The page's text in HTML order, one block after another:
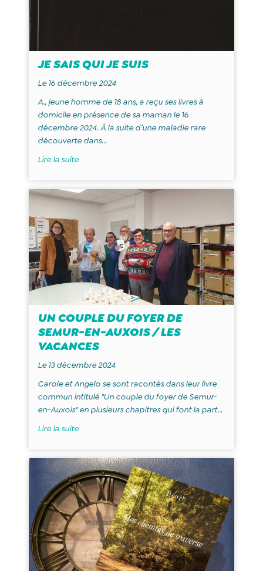
JE SAIS QUI JE SUIS
Le 16 décembre 2024
A., jeune homme de 18 ans, a reçu ses livres à
domicile en présence de sa maman le 16
décembre 2024. À la suite d’une maladie rare
découverte dans...
Lire la suite
UN COUPLE DU FOYER DE
SEMUR-EN-AUXOIS / LES
VACANCES
Le 13 décembre 2024
Carole et Angelo se sont racontés dans leur livre
commun intitulé "Un couple du foyer de Semur-
en-Auxois" en plusieurs chapitres qui font la part...
Lire la suite